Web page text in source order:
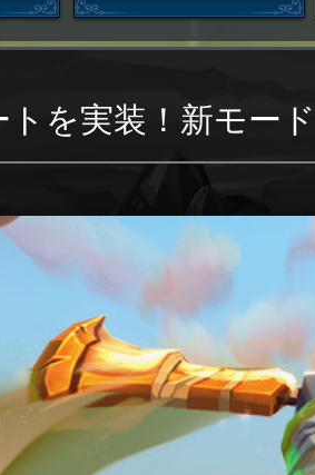
を実装！新モー